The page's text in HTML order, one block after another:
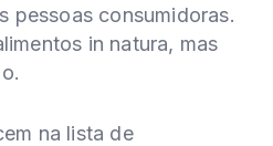
pessoas consumidoras.
in natura, mas
na lista de